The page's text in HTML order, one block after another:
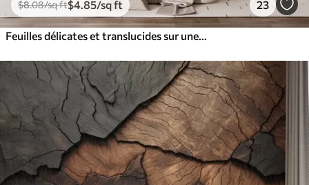
$8.08/sq ft$4 .85/sq ft 23